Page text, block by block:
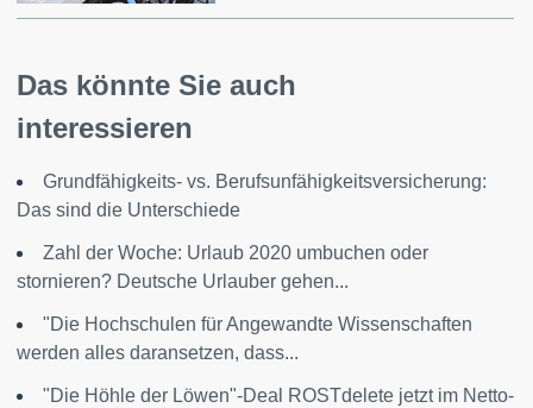
Das könnte Sie auch
interessieren
Grundfähigkeits- vs. Berufsunfähigkeitsversicherung:
Das sind die Unterschiede
Zahl der Woche: Urlaub 2020 umbuchen oder
stornieren? Deutsche Urlauber gehen...
"Die Hochschulen für Angewandte Wissenschaften
werden alles daransetzen, dass...
"Die Höhle der Löwen"-Deal ROSTdelete jetzt im Netto-